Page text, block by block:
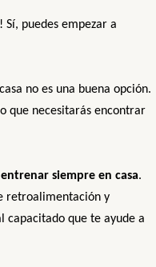
puedes empezar a
no es una buena opción.
que necesitarás encontrar
siempre en casa.
retroalimentación y
capacitado que te ayude a